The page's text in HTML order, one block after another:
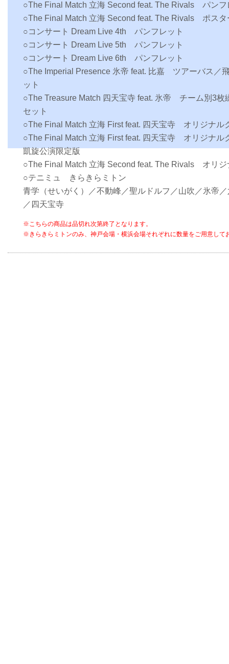
○The Final Match 立海 Second feat. The Rivals パンフ
○The Final Match 立海 Second feat. The Rivals ポスタ
○コンサート Dream Live 4th パンフレット
○コンサート Dream Live 5th パンフレット
○コンサート Dream Live 6th パンフレット
○The Imperial Presence 氷帝 feat. 比嘉 ツアーバス／
ット
○The Treasure Match 四天宝寺 feat. 氷帝 チーム別3枚
セット
○The Final Match 立海 First feat. 四天宝寺 オリジナル
○The Final Match 立海 First feat. 四天宝寺 オリジナ
凱旋公演限定版
○The Final Match 立海 Second feat. The Rivals オリジ
○テニミュ きらきらミトン
青学（せいがく）／不動峰／聖ルドルフ／山吹／氷帝
／四天宝寺
※こちらの商品は品切れ次第終了となります。
※きらきらミトンのみ、神戸会場・横浜会場それぞれに数量をご用意し